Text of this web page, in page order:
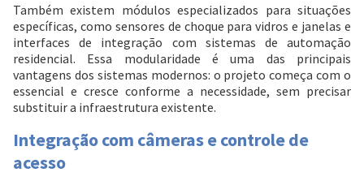
Entendi
Também existem módulos especializados para situações
específicas, como sensores de choque para vidros e janelas e
interfaces de integração com sistemas de automação
residencial. Essa modularidade é uma das principais
vantagens dos sistemas modernos: o projeto começa com o
essencial e cresce conforme a necessidade, sem precisar
substituir a infraestrutura existente.
Integração com câmeras e controle de
acesso